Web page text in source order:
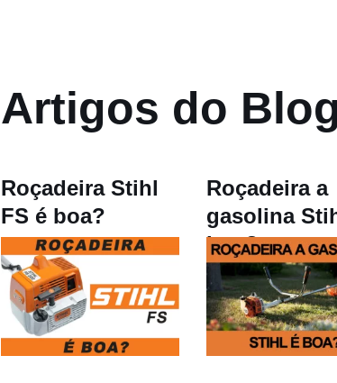
Artigos do
Roçadeira Stihl
FS é boa?
Roçadeira a
gasolina
boa?